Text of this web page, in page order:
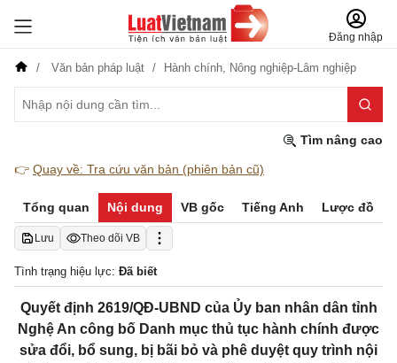
Đăng nhập
Văn bản pháp luật Hành chính, Nông nghiệp-Lâm nghiệp
Tìm nâng cao
👉 Quay về: Tra cứu văn bản (phiên bản cũ)
Tổng quan Nội dung VB gốc Tiếng Anh Lược đồ
Lưu Theo dõi VB
Tình trạng hiệu lực: Đã biết
Quyết định 2619/QĐ-UBND của Ủy ban nhân dân tỉnh
Nghệ An công bố Danh mục thủ tục hành chính được
sửa đổi, bổ sung, bị bãi bỏ và phê duyệt quy trình nội